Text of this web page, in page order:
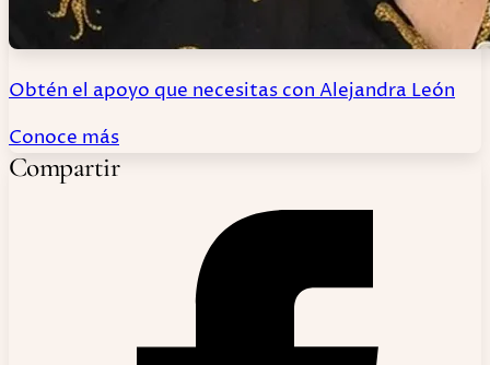
Obtén el apoyo que necesitas con Alejandra León
Conoce más
Compartir